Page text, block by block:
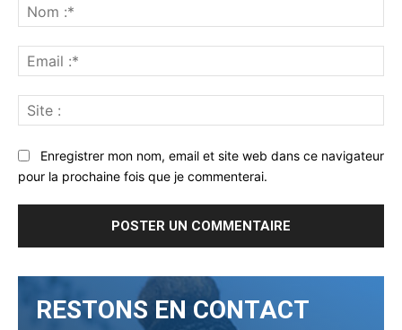
:*
:*
:
Enregistrer mon nom, email et site web dans ce navigateur
pour la prochaine fois que je commenterai.
RESTONS EN CONTACT